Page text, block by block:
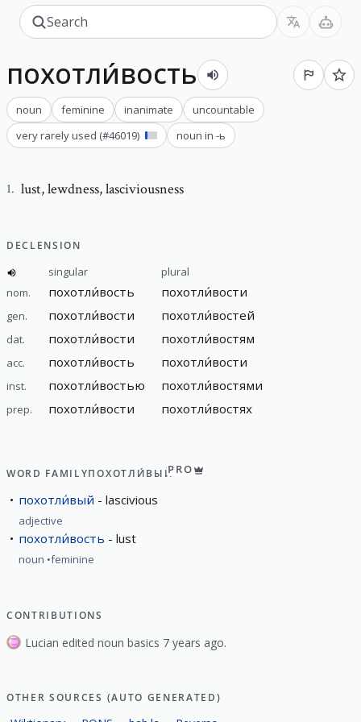
похотли́вость
noun feminine inanimate
uncountable
very rarely used (#46019) noun in -ь
1. lust,lewdness, lasciviousness
DECLENSION
singular
plural
nom.
похотли́вость похотли́вости
gen. похотли́вости похотли́востей
dat. похотли́вости похотли́востям
acc. похотли́вость похотли́вости
inst. похотли́востью похотли́востями
prep. похотли́вости похотли́востях
WORD FAMILYПОХОТЛИ́ВЫЙPRO
похотли́вый lascivious
adjective
похотли́вость lust
noun feminine
CONTRIBUTIONS
Lucian edited noun basics 7 years ago.
OTHER SOURCES (AUTO GENERATED)